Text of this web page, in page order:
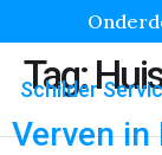
Schilder
Tag:
Verven in